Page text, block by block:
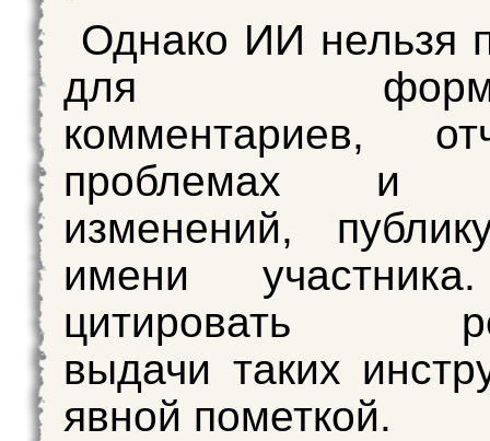
Однако ИИ нельзя
для
комментариев,
проблемах и
изменений,
имени
цитировать
выдачи таких
явной пометкой.